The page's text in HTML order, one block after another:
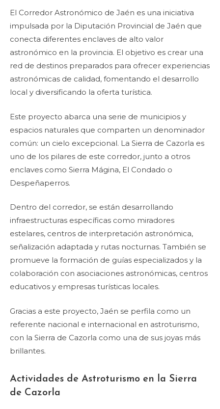
El Corredor Astronómico de Jaén es una iniciativa
impulsada por la Diputación Provincial de Jaén que
conecta diferentes enclaves de alto valor
astronómico en la provincia. El objetivo es crear una
red de destinos preparados para ofrecer experiencias
astronómicas de calidad, fomentando el desarrollo
local y diversificando la oferta turística.
Este proyecto abarca una serie de municipios y
espacios naturales que comparten un denominador
común: un cielo excepcional. La Sierra de Cazorla es
uno de los pilares de este corredor, junto a otros
enclaves como Sierra Mágina, El Condado o
Despeñaperros.
Dentro del corredor, se están desarrollando
infraestructuras específicas como miradores
estelares, centros de interpretación astronómica,
señalización adaptada y rutas nocturnas. También se
promueve la formación de guías especializados y la
colaboración con asociaciones astronómicas, centros
educativos y empresas turísticas locales.
Gracias a este proyecto, Jaén se perfila como un
referente nacional e internacional en astroturismo,
con la Sierra de Cazorla como una de sus joyas más
brillantes.
Actividades de Astroturismo en la Sierra
de Cazorla